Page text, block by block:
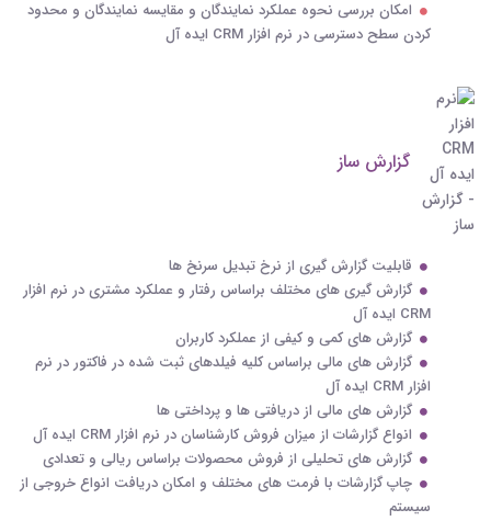
امکان بررسی نحوه عملکرد نمایندگان و مقایسه نمایندگان و محدود
کردن سطح دسترسی در نرم افزار CRM ایده آل
گزارش ساز
قابلیت گزارش گیری از نرخ تبدیل سرنخ ها
گزارش گیری های مختلف براساس رفتار و عملکرد مشتری در نرم افزار
CRM ایده آل
گزارش های کمی و کیفی از عملکرد کاربران
گزارش های مالی براساس کلیه فیلدهای ثبت شده در فاکتور در نرم
افزار CRM ایده آل
گزارش های مالی از دریافتی ها و پرداختی ها
انواع گزارشات از میزان فروش کارشناسان در نرم افزار CRM ایده آل
گزارش های تحلیلی از فروش محصولات براساس ریالی و تعدادی
چاپ گزارشات با فرمت های مختلف و امکان دریافت انواع خروجی از
سیستم